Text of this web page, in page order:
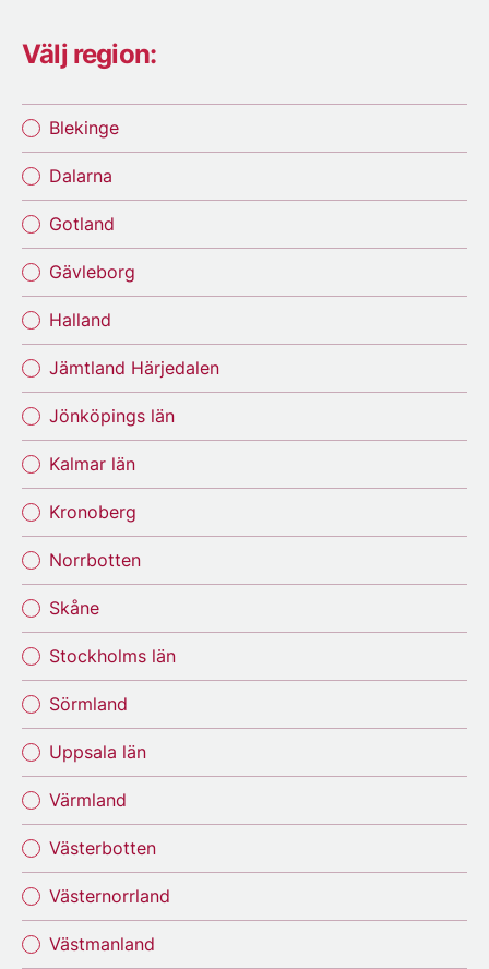
Välj region:
Blekinge
Dalarna
Gotland
Gävleborg
Halland
Jämtland Härjedalen
Jönköpings län
Kalmar län
Kronoberg
Norrbotten
Skåne
Stockholms län
Sörmland
Uppsala län
Värmland
Västerbotten
Västernorrland
Västmanland